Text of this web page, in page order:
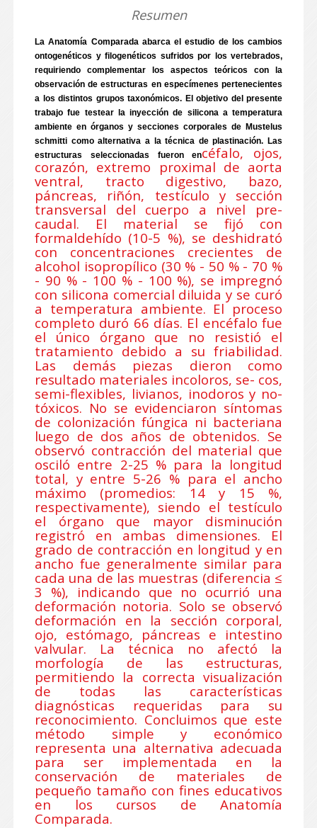
Resumen
La Anatomía Comparada abarca el estudio de los cambios
ontogenéticos y filogenéticos sufridos por los vertebrados,
requiriendo complementar los aspectos teóricos con la
observación de estructuras en especímenes pertenecientes
a los distintos grupos taxonómicos. El objetivo del presente
trabajo fue testear la inyección de silicona a temperatura
ambiente en órganos y secciones corporales de Mustelus
schmitti como alternativa a la técnica de plastinación. Las
estructuras seleccionadas fueron encéfalo, ojos,
corazón, extremo proximal de aorta
ventral, tracto digestivo, bazo,
páncreas, riñón, testículo y sección
transversal del cuerpo a nivel pre-
caudal. El material se fijó con
formaldehído (10-5 %), se deshidrató
con concentraciones crecientes de
alcohol isopropílico (30 % - 50 % - 70 %
- 90 % - 100 % - 100 %), se impregnó
con silicona comercial diluida y se curó
a temperatura ambiente. El proceso
completo duró 66 días. El encéfalo fue
el único órgano que no resistió el
tratamiento debido a su friabilidad.
Las demás piezas dieron como
resultado materiales incoloros, se- cos,
semi-flexibles, livianos, inodoros y no-
tóxicos. No se evidenciaron síntomas
de colonización fúngica ni bacteriana
luego de dos años de obtenidos. Se
observó contracción del material que
osciló entre 2-25 % para la longitud
total, y entre 5-26 % para el ancho
máximo (promedios: 14 y 15 %,
respectivamente), siendo el testículo
el órgano que mayor disminución
registró en ambas dimensiones. El
grado de contracción en longitud y en
ancho fue generalmente similar para
cada una de las muestras (diferencia ≤
3 %), indicando que no ocurrió una
deformación notoria. Solo se observó
deformación en la sección corporal,
ojo, estómago, páncreas e intestino
valvular. La técnica no afectó la
morfología de las estructuras,
permitiendo la correcta visualización
de todas las características
diagnósticas requeridas para su
reconocimiento. Concluimos que este
método simple y económico
representa una alternativa adecuada
para ser implementada en la
conservación de materiales de
pequeño tamaño con fines educativos
en los cursos de Anatomía
Comparada.